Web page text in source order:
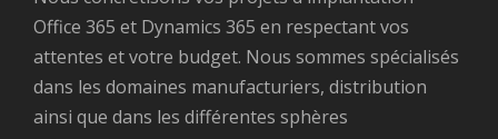
Office 365 et Dynamics 365 en respectant vos
attentes et votre budget. Nous sommes spécialisés
dans les domaines manufacturiers, distribution
ainsi que dans les différentes sphères